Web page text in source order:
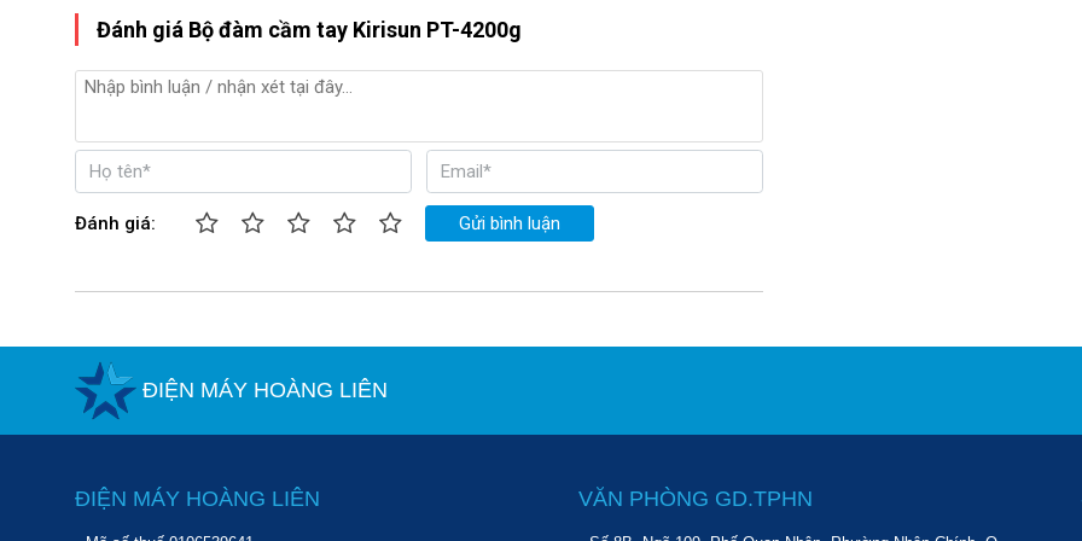
Đánh giá Bộ đàm cầm tay Kirisun PT-4200g
Đánh giá: Gửi bình luận
ĐIỆN MÁY HOÀNG LIÊN
ĐIỆN MÁY HOÀNG LIÊN VĂN PHÒNG GD.TPHN